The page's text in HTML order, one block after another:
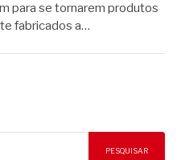
para se tornarem produtos
fabricados a…
PESQUISAR